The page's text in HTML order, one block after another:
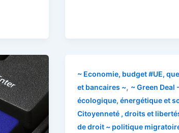
~ Economie, budget #UE,
et bancaires ~, ~ Green Deal
écologique, énergétique et
Citoyenneté , droits et
de droit ~ politique